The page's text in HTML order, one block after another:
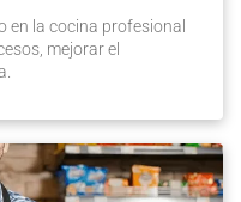
en la cocina profesional
mejorar el